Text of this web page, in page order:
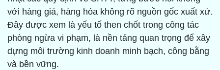
với hàng giả, hàng hóa không rõ nguồn gốc xuất xứ.
Đây được xem là yếu tố then chốt trong công tác
phòng ngừa vi phạm, là nền tảng quan trọng để xây
dựng môi trường kinh doanh minh bạch, công bằng
và bền vững.